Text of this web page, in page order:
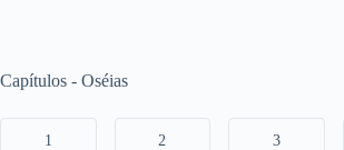
Capítulos - Oséias
1 2 3